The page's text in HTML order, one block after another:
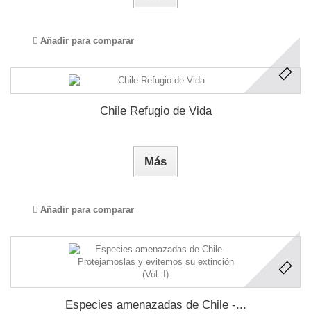
Añadir para comparar
Chile Refugio de Vida
Más
Añadir para comparar
Especies amenazadas de Chile -...